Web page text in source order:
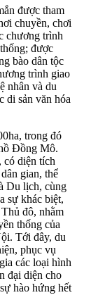
được tham
chuyền, chơi
chương trình
được
bào dân tộc
trình giao
nhân và du
di sản văn hóa
trong đó
Đồng Mô.
có diện tích
gian, thể
Du lịch, cùng
sự khác biệt,
đô, nhằm
thống của
Tới đây, du
phục vụ
các loại hình
đại diện cho
hào hứng hết